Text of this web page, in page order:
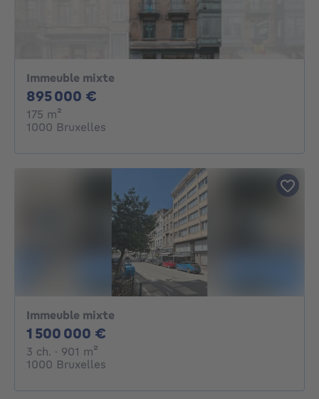
Immeuble mixte
895 000 €
175 m²
1000 Bruxelles
Immeuble mixte
1 500 000 €
3 ch. 3 chambres
· 901 m²
1000 Bruxelles